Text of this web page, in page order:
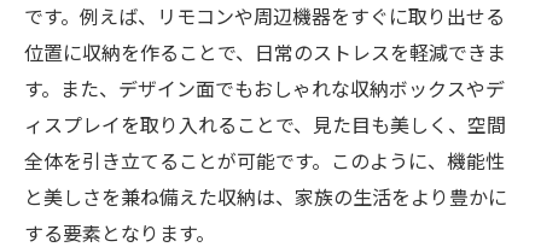
です。例えば、リモコンや周辺機器をすぐに取り出せる
位置に収納を作ることで、日常のストレスを軽減できま
す。また、デザイン面でもおしゃれな収納ボックスやデ
ィスプレイを取り入れることで、見た目も美しく、空間
全体を引き立てることが可能です。このように、機能性
と美しさを兼ね備えた収納は、家族の生活をより豊かに
する要素となります。